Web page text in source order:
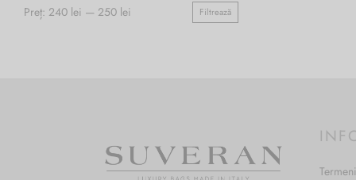
Preț
Preț
Filtrează
Preț: 240 lei — 250 lei